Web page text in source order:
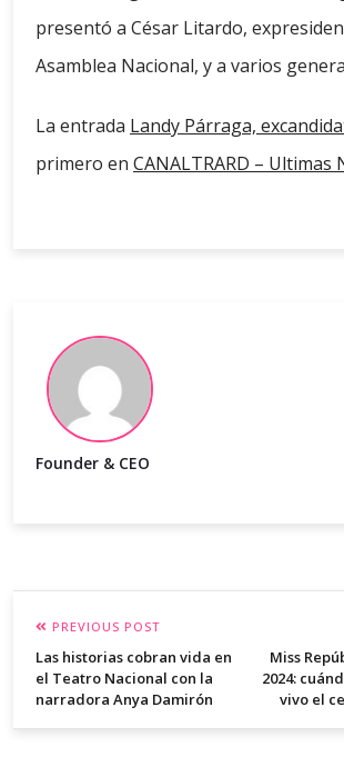
presentó a César Litardo,
Asamblea Nacional, y a varios
La entrada Landy Párraga,
primero en CANALTRARD – Ultimas
Founder & CEO
PREVIOUS POST
Las historias cobran vida en
el Teatro Nacional con la
narradora Anya Damirón
Miss
2024:
vivo el